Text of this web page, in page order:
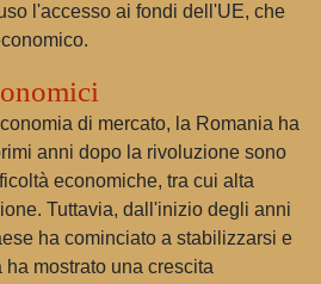
l'accesso ai fondi dell'UE, che
di mercato, la Romania ha
anni dopo la rivoluzione sono
economiche, tra cui alta
Tuttavia, dall'inizio degli anni
ha cominciato a stabilizzarsi e
mostrato una crescita